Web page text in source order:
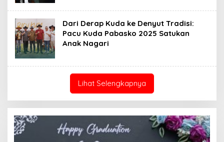
Dari Derap Kuda ke Denyut Tradisi:
Pacu Kuda Pabasko 2025 Satukan
Anak Nagari
Lihat Selengkapnya